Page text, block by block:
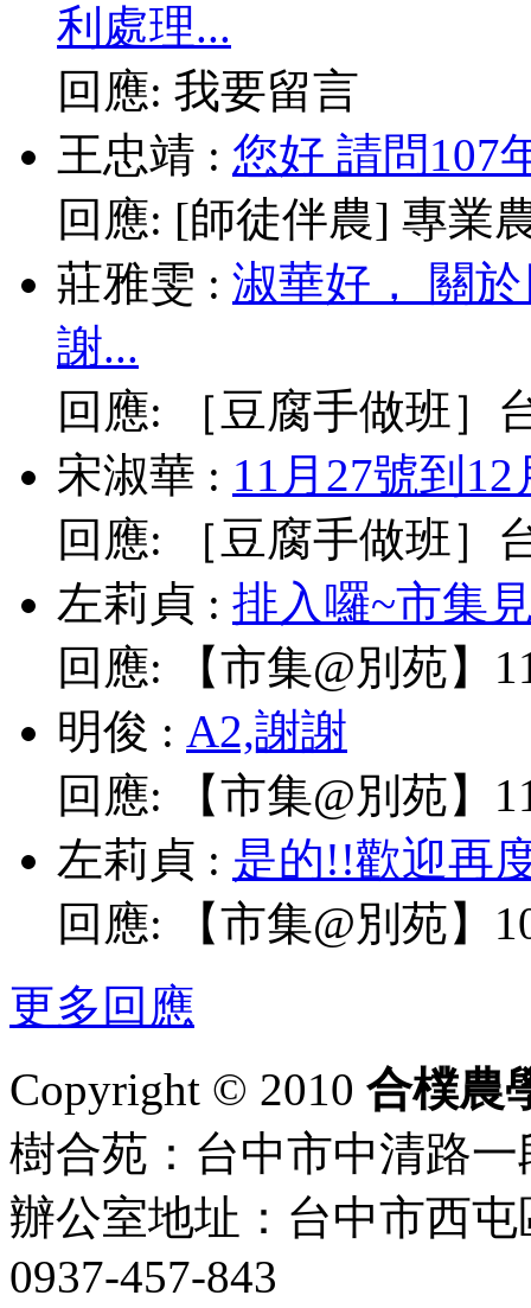
利處理...
回應: 我要留言
王忠靖 : 您好 請問107
回應: [師徒伴農] 專業
莊雅雯 : 淑華好， 關
謝...
回應:
［豆腐手做班］
宋淑華 : 11月27號到
回應:
［豆腐手做班］
左莉貞 : 排入囉~市集
回應:
【市集@別苑】
明俊 : A2,謝謝
回應:
【市集@別苑】
左莉貞 : 是的!!歡迎再
回應:
【市集@別苑】
更多回應
Copyright © 2010 合樸農
樹合苑：台中市中清路一
辦公室地址：台中市西
0937-457-843